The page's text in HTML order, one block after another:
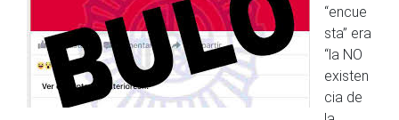
“encue
sta” era
“la NO
existen
cia de